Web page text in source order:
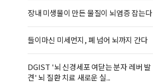
장내 미생물이 만든 물질이 뇌염증 잡는다
들이마신 미세먼지, 폐 넘어 뇌까지 간다
DGIST '뇌 신경세포 여닫는 분자 레버 발
견' 뇌 질환 치료 새로운 실...